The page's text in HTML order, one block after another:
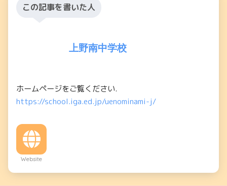
この記事を書いた人
上野南中学校
ホームページをご覧ください.
https://school.iga.ed.jp/uenominami-j/
Website